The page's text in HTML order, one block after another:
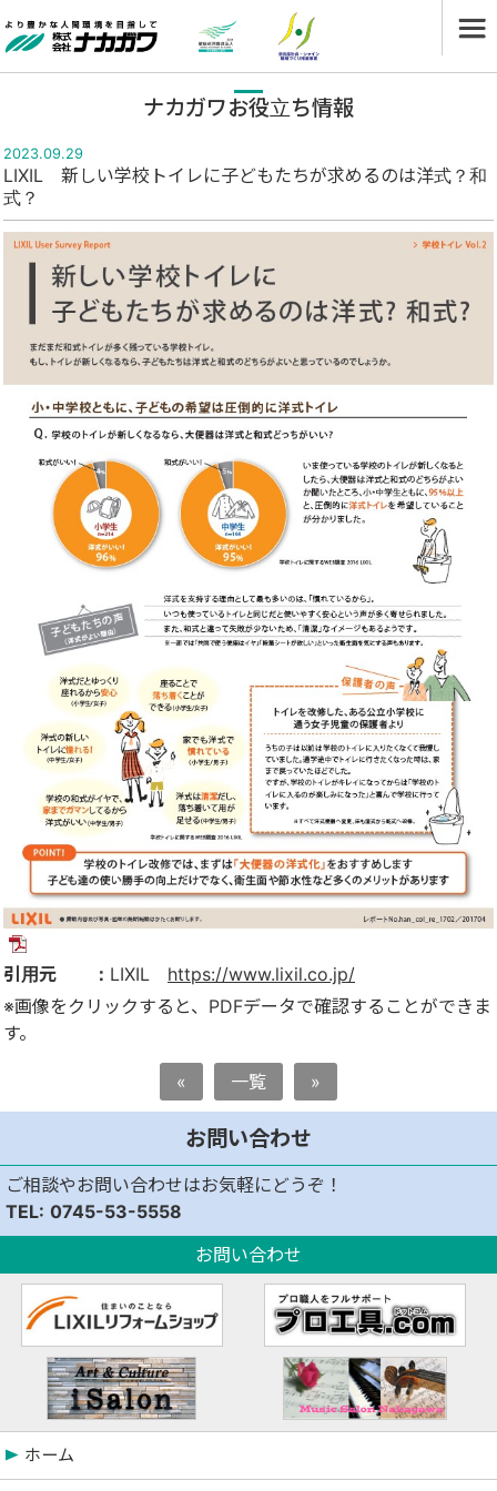
ナカガワお役立ち情報
2023.09.29
LIXIL 新しい学校トイレに子どもたちが求めるのは洋式？和
式？
引用元 ： LIXIL https://www.lixil.co.jp/
※画像をクリックすると、PDFデータで確認することができま
す。
« 一覧 »
お問い合わせ
ご相談やお問い合わせはお気軽にどうぞ！
0745-53-5558
お問い合わせ
ホーム